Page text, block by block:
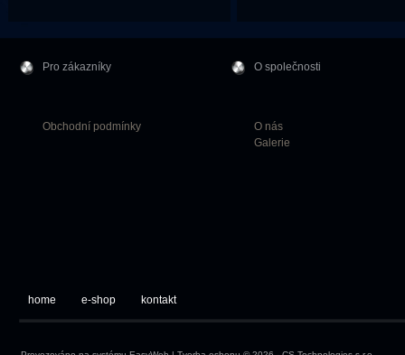
Pro zákazníky
Obchodní podmínky
O společnosti
O nás
Galerie
home e-shop kontakt